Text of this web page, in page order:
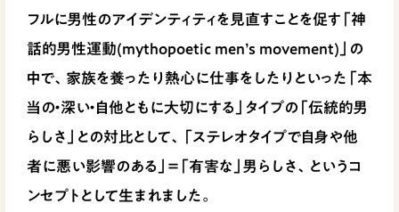
フルに男性のアイデンティティを見直すことを促す「神
話的男性運動(mythopoetic men’s movement)」の
中で、家族を養ったり熱心に仕事をしたりといった「本
当の・深い・自他ともに大切にする」タイプの「伝統的男
らしさ」との対比として、「ステレオタイプで自身や他
者に悪い影響のある」＝「有害な」男らしさ、というコ
ンセプトとして生まれました。